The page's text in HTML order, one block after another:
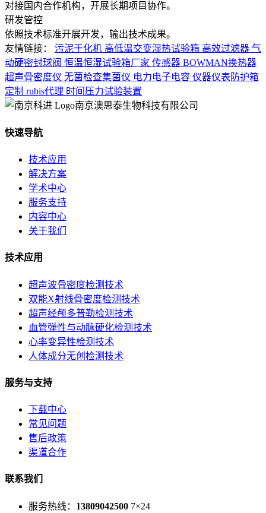
对接国内合作机构，开展长期项目协作。
研发管控
依照技术标准开展开发，输出技术成果。
友情链接：
污泥干化机 高低温交变湿热试验箱 高效过滤器 气
动硬密封球阀 恒温恒湿试验箱厂家 传感器 BOWMAN换热器
超声骨密度仪 无菌检查集菌仪 电力电子电容 仪器仪表防护箱
定制 rubis代理 时间压力试验装置
南京澳思泰生物科技有限公司
快速导航
技术应用
解决方案
学术中心
服务支持
内容中心
关于我们
技术应用
超声波骨密度检测技术
双能X射线骨密度检测技术
超声经颅多普勒检测技术
血管弹性与动脉硬化检测技术
心率变异性检测技术
人体成分无创检测技术
服务与支持
下载中心
常见问题
售后政策
渠道合作
联系我们
服务热线： 13809042500 7×24